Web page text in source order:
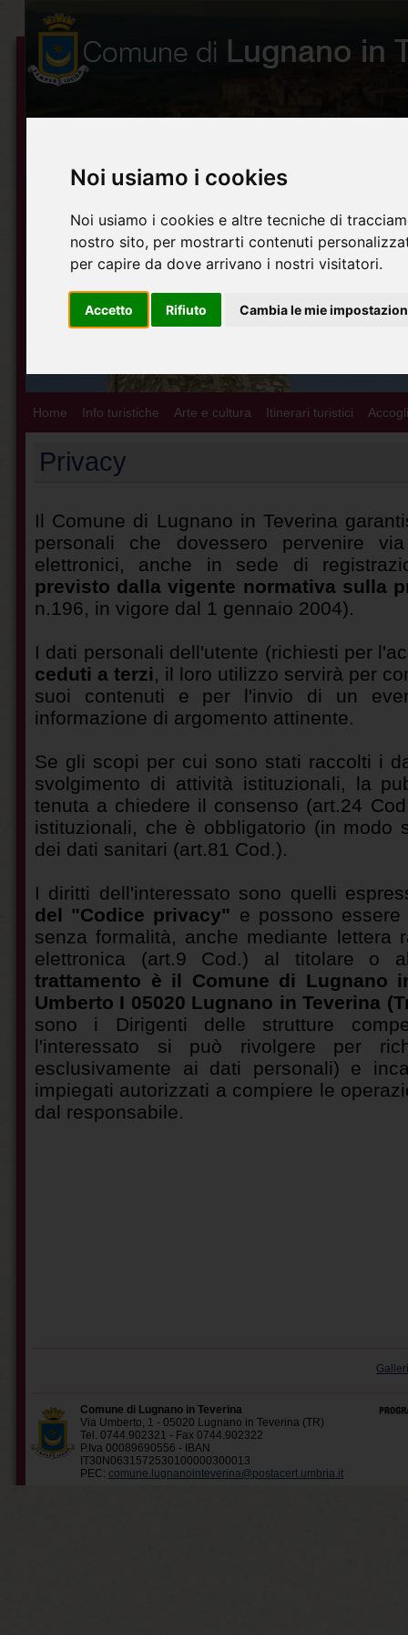
Noi usiamo i cookies
Noi usiamo i cookies e altre tecniche di
nostro sito, per mostrarti contenuti
per capire da dove arrivano i nostri visitatori.
Accetto Rifiuto Cambia le mie
Home Info turistiche Arte e cultura Itinerari turistici
Privacy
Il Comune di Lugnano in Teverina
personali che dovessero pervenire
elettronici, anche in sede di
previsto dalla vigente normativa sulla
n.196, in vigore dal 1 gennaio 2004).
I dati personali dell'utente (richiesti per
ceduti a terzi, il loro utilizzo servirà per
suoi contenuti e per l'invio di un
informazione di argomento attinente.
Se gli scopi per cui sono stati raccolti i
svolgimento di attività istituzionali, la
tenuta a chiedere il consenso (art.24
istituzionali, che è obbligatorio (in modo
dei dati sanitari (art.81 Cod.).
I diritti dell'interessato sono quelli
del "Codice privacy" e possono
senza formalità, anche mediante lettera
elettronica (art.9 Cod.) al titolare o
trattamento è il Comune di Lugnano
Umberto I 05020 Lugnano in Teverina
sono i Dirigenti delle strutture
l'interessato si può rivolgere per
esclusivamente ai dati personali) e
impiegati autorizzati a compiere le
dal responsabile.
Comune di Lugnano in Teverina
Via Umberto, 1 - 05020 Lugnano in Teverina (TR)
Tel. 0744.902321 - Fax 0744.902322
P.Iva 00089690556 - IBAN
IT30N0631572530100000300013
PEC: comune.lugnanointeverina@postacert.umbria.it